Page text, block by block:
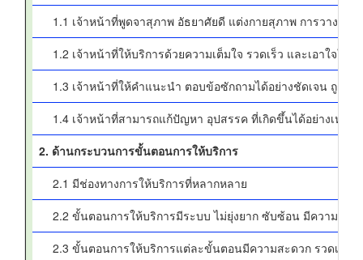
1.1 เจ้าหน้าที่พูดจาสุภาพ อัธยาศัยดี แต่งกายสุภาพ การวางตัว เ
1.2 เจ้าหน้าที่ให้บริการด้วยความเต็มใจ รวดเร็ว และเอาใจใส่
1.3 เจ้าหน้าที่ให้คำแนะนำ ตอบข้อซักถามได้อย่างชัดเจน ถูกต้อ
1.4 เจ้าหน้าที่สามารถแก้ปัญหา อุปสรรค ที่เกิดขึ้นได้อย่างเหมา
2. ด้านกระบวนการขั้นตอนการให้บริการ
2.1 มีช่องทางการให้บริการที่หลากหลาย
2.2 ขั้นตอนการให้บริการมีระบบ ไม่ยุ่งยาก ซับซ้อน มีความชัดเ
2.3 ขั้นตอนการให้บริการแต่ละขั้นตอนมีความสะดวก รวดเร็ว